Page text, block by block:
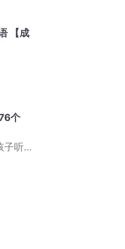
【成
个
子听